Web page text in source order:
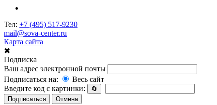
Тел: +7 (495) 517-9230
mail@sova-center.ru
Карта сайта
✖
Подписка
Ваш адрес электронной почты
Подписаться на:
Весь сайт
Введите код с картинки:
🔄
Подписаться
Отмена